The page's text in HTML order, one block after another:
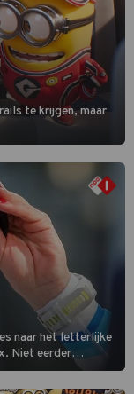
te krijgen, maar
naar het letterlijke
Niet eerder
kale col uit de
vlak.